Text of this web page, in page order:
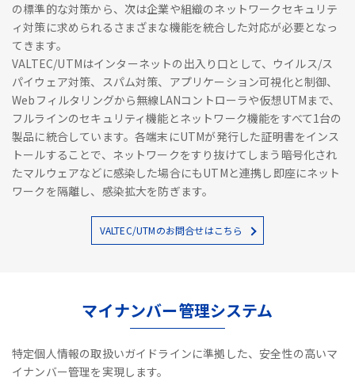
の標準的な対策から、次は企業や組織のネットワークセキュリテ
ィ対策に求められるさまざまな機能を統合した対応が必要となっ
てきます。
VALTEC/UTMはインターネットの出入り口として、ウイルス/ス
パイウェア対策、スパム対策、アプリケーション可視化と制御、
Webフィルタリングから無線LANコントローラや仮想UTMまで、
フルラインのセキュリティ機能とネットワーク機能をすべて1台の
製品に統合しています。各端末にUTMが発行した証明書をインス
トールすることで、ネットワークをすり抜けてしまう暗号化され
たマルウェアなどに感染した場合にもUTMと連携し即座にネット
ワークを隔離し、感染拡大を防ぎます。
VALTEC/UTMのお問合せはこちら
マイナンバー管理システム
特定個人情報の取扱いガイドラインに準拠した、安全性の高いマ
イナンバー管理を実現します。